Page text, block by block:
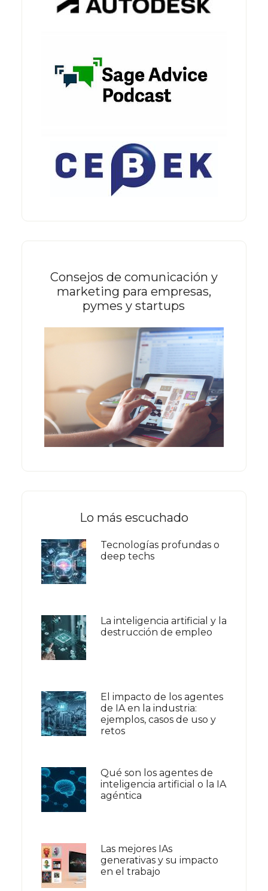
Consejos de comunicación y
marketing para empresas,
pymes y startups
Lo más escuchado
Tecnologías profundas o
deep techs
La inteligencia artificial y la
destrucción de empleo
El impacto de los agentes
de IA en la industria:
ejemplos, casos de uso y
retos
Qué son los agentes de
inteligencia artificial o la IA
agéntica
Las mejores IAs
generativas y su impacto
en el trabajo